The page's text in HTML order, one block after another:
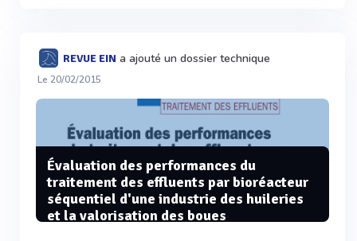
REVUE EIN a ajouté un dossier technique
Le 20/02/2015
Évaluation des performances du
traitement des effluents par bioréacteur
séquentiel d'une industrie des huileries
et la valorisation des boues